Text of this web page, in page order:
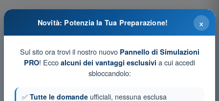
×
Novità: Potenzia la Tua Preparazione!
Sul sito ora trovi il nostro nuovo Pannello di Simulazioni
PRO! Ecco alcuni dei vantaggi esclusivi a cui accedi
sbloccandolo:
✅ Tutte le domande ufficiali, nessuna esclusa